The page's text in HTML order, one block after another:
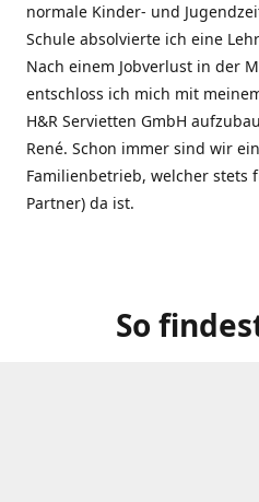
normale Kinder- und
Schule absolvierte ich eine
Nach einem Jobverlust in der
entschloss ich mich mit
H&R Servietten GmbH
René. Schon immer sind wir
Familienbetrieb, welcher stets
Partner) da ist.
So